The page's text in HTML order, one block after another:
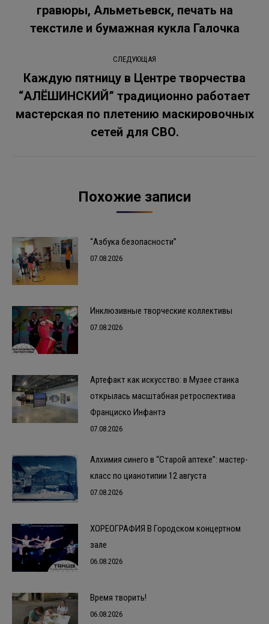
записям
Предыдущая
запись:
гравюры, Альметьевск, печать на
текстиле и бумажная кукла Галочка
СЛЕДУЮЩАЯ
Следующая
запись:
Каждую пятницу в Центре творчества
“АЛЁШИНСКИЙ” традиционно работает
мастерская по плетению маскировочных
сетей для СВО.
Похожие записи
“Азбука безопасности”
07.08.2026
Инклюзивные творческие коллективы
07.08.2026
Артефакт как искусство: в Музее станка
открылась масштабная ретроспектива
Франциско Инфантэ
07.08.2026
Алхимия синего в “Старой аптеке”: мастер-
класс по цианотипии 12 августа
07.08.2026
ХОРЕОГРАФИЯ В Городском концертном
зале
06.08.2026
Время творить!
06.08.2026